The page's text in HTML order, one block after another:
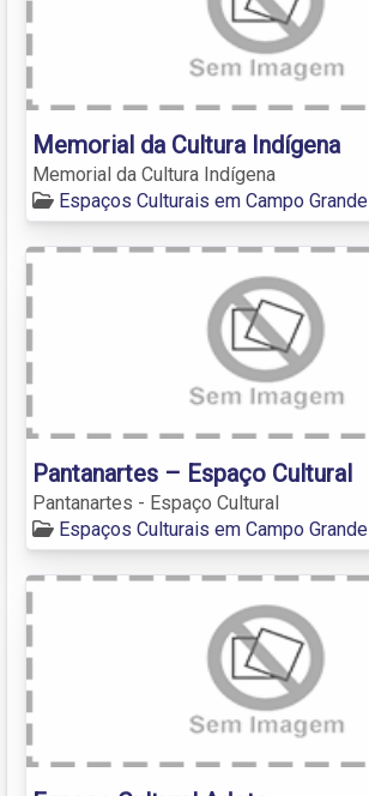
Memorial da Cultura Indígena
Memorial da Cultura Indígena
Espaços Culturais em Campo Grande
Pantanartes – Espaço Cultural
Pantanartes - Espaço Cultural
Espaços Culturais em Campo Grande